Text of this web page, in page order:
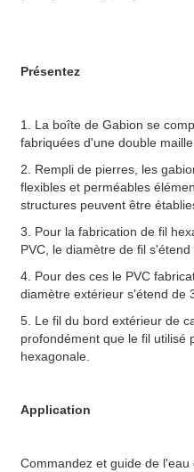
Présentez
1. La boîte de Gabion se
fabriquées d'une double
2. Rempli de pierres, les
flexibles et perméables
structures peuvent être
3. Pour la fabrication de fil
PVC, le diamètre de fil
4. Pour des ces le PVC
diamètre extérieur s'étend de
5. Le fil du bord extérieur de
profondément que le fil utilisé
hexagonale.
Application
Commandez et guide de l'eau